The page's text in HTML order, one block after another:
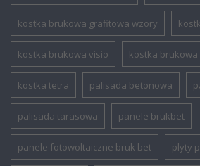
kostka brukowa grafitowa wzory
kostka brukowa visio kostka brukowa
kostka tetra palisada betonowa
palisada tarasowa panele brukbet
panele fotowoltaiczne bruk bet plyty